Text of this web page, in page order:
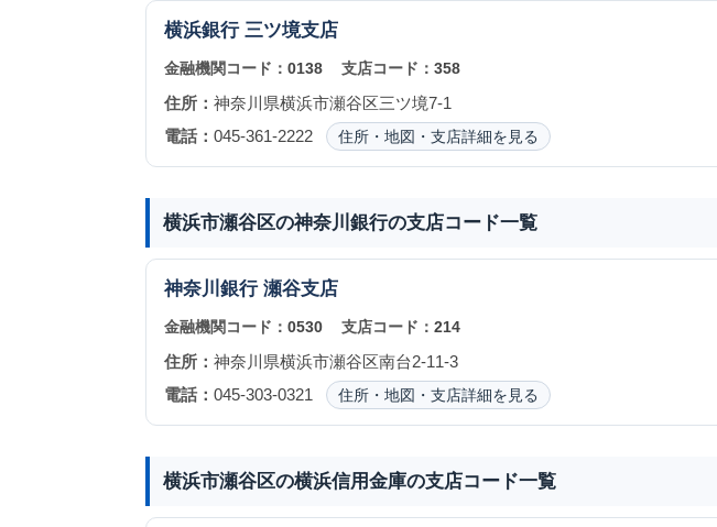
横浜銀行 三ツ境支店
金融機関コード： 0138 支店コード： 358
住所： 神奈川県横浜市瀬谷区三ツ境7-1
電話： 045-361-2222 住所・地図・支店詳細を見る
横浜市瀬谷区の神奈川銀行の支店コード一覧
神奈川銀行 瀬谷支店
金融機関コード： 0530 支店コード： 214
住所： 神奈川県横浜市瀬谷区南台2-11-3
電話： 045-303-0321 住所・地図・支店詳細を見る
横浜市瀬谷区の横浜信用金庫の支店コード一覧